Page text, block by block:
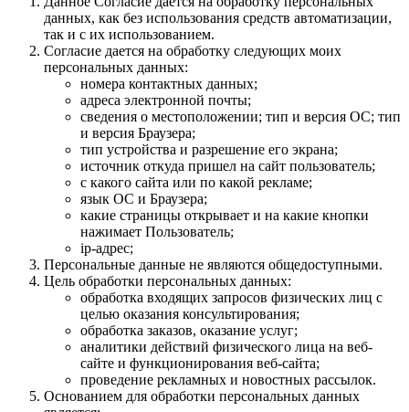
данных, как без использования средств автоматизации,
так и с их использованием.
Согласие дается на обработку следующих моих
персональных данных:
номера контактных данных;
адреса электронной почты;
сведения о местоположении; тип и версия ОС; тип
и версия Браузера;
тип устройства и разрешение его экрана;
источник откуда пришел на сайт пользователь;
с какого сайта или по какой рекламе;
язык ОС и Браузера;
какие страницы открывает и на какие кнопки
нажимает Пользователь;
ip-адрес;
Персональные данные не являются общедоступными.
Цель обработки персональных данных:
обработка входящих запросов физических лиц с
целью оказания консультирования;
обработка заказов, оказание услуг;
аналитики действий физического лица на веб-
сайте и функционирования веб-сайта;
проведение рекламных и новостных рассылок.
Основанием для обработки персональных данных